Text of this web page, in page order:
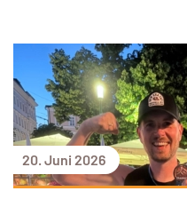
20. Juni 2026